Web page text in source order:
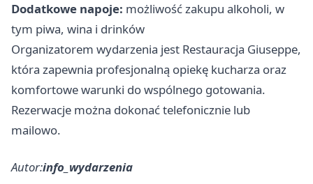
Dodatkowe napoje: możliwość zakupu alkoholi, w
tym piwa, wina i drinków
Organizatorem wydarzenia jest Restauracja Giuseppe,
która zapewnia profesjonalną opiekę kucharza oraz
komfortowe warunki do wspólnego gotowania.
Rezerwacje można dokonać telefonicznie lub
mailowo.
Autor:info_wydarzenia